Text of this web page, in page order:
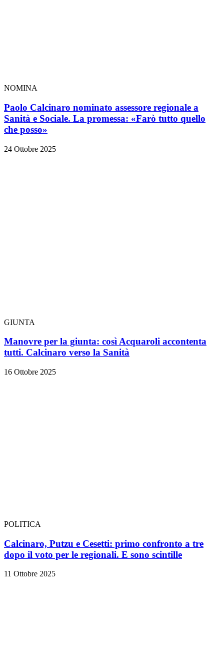
NOMINA
Paolo Calcinaro nominato assessore regionale a
Sanità e Sociale. La promessa: «Farò tutto quello
che posso»
24 Ottobre 2025
GIUNTA
Manovre per la giunta: così Acquaroli accontenta
tutti. Calcinaro verso la Sanità
16 Ottobre 2025
POLITICA
Calcinaro, Putzu e Cesetti: primo confronto a tre
dopo il voto per le regionali. E sono scintille
11 Ottobre 2025